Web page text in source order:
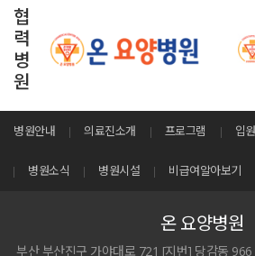
협
력
병
원
병원안내 의료진소개 프로그램 입
병원소식 병원시설 비급여알아보기
온 요양병원
부산 부산진구 가야대로 721 [지번] 당감동